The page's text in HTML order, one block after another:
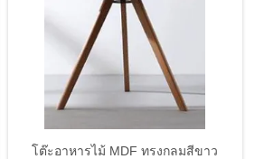
โต๊ะอาหารไม้ MDF ทรงกลมสีขาว